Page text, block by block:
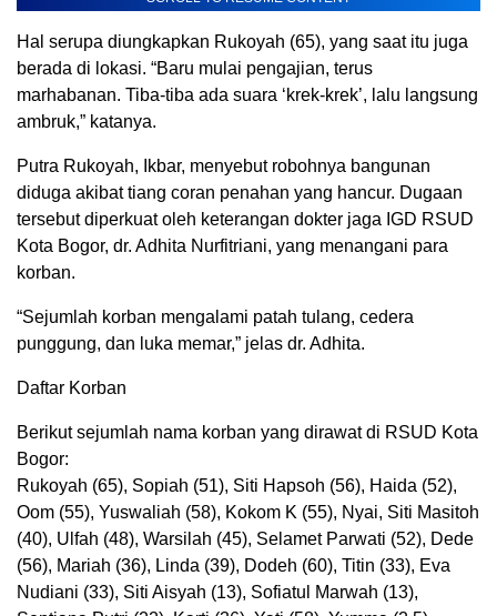
Hal serupa diungkapkan Rukoyah (65), yang saat itu juga
berada di lokasi. “Baru mulai pengajian, terus
marhabanan. Tiba-tiba ada suara ‘krek-krek’, lalu langsung
ambruk,” katanya.
Putra Rukoyah, Ikbar, menyebut robohnya bangunan
diduga akibat tiang coran penahan yang hancur. Dugaan
tersebut diperkuat oleh keterangan dokter jaga IGD RSUD
Kota Bogor, dr. Adhita Nurfitriani, yang menangani para
korban.
“Sejumlah korban mengalami patah tulang, cedera
punggung, dan luka memar,” jelas dr. Adhita.
Daftar Korban
Berikut sejumlah nama korban yang dirawat di RSUD Kota
Bogor:
Rukoyah (65), Sopiah (51), Siti Hapsoh (56), Haida (52),
Oom (55), Yuswaliah (58), Kokom K (55), Nyai, Siti Masitoh
(40), Ulfah (48), Warsilah (45), Selamet Parwati (52), Dede
(56), Mariah (36), Linda (39), Dodeh (60), Titin (33), Eva
Nudiani (33), Siti Aisyah (13), Sofiatul Marwah (13),